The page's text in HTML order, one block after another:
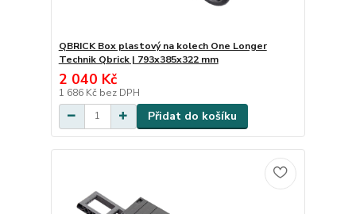
QBRICK Box plastový na kolech One Longer
Technik Qbrick | 793x385x322 mm
2 040 Kč
1 686 Kč bez DPH
Přidat do košíku